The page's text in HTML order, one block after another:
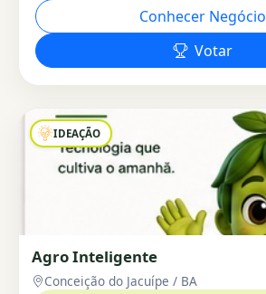
Conhecer Negócio
Votar
IDEAÇÃO
Agro Inteligente
Conceição do Jacuípe / BA